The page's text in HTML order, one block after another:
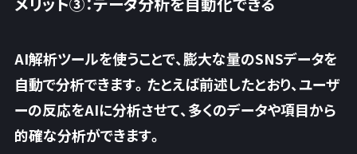
AI解析ツールを使うことで、膨大な量のSNSデータを
自動で分析できます。たとえば前述したとおり、ユーザ
ーの反応をAIに分析させて、多くのデータや項目から
的確な分析ができます。